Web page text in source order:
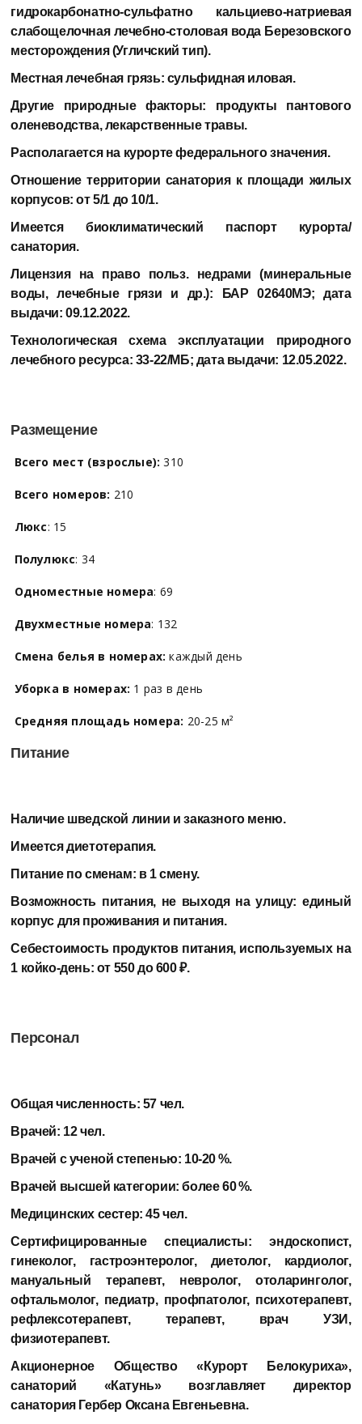
гидрокарбонатно-сульфатно кальциево-натриевая
слабощелочная лечебно-столовая вода Березовского
месторождения (Угличский тип).
Местная лечебная грязь: сульфидная иловая.
Другие природные факторы: продукты пантового
оленеводства, лекарственные травы.
Располагается на курорте федерального значения.
Отношение территории санатория к площади жилых
корпусов: от 5/1 до 10/1.
Имеется биоклиматический паспорт курорта/
санатория.
Лицензия на право польз. недрами (минеральные
воды, лечебные грязи и др.): БАР 02640МЭ; дата
выдачи: 09.12.2022.
Технологическая схема эксплуатации природного
лечебного ресурса: 33-22/МБ; дата выдачи: 12.05.2022.
Размещение
Всего мест (взрослые): 310
Всего номеров: 210
Люкс: 15
Полулюкс: 34
Одноместные номера: 69
Двухместные номера: 132
Смена белья в номерах: каждый день
Уборка в номерах: 1 раз в день
Средняя площадь номера: 20-25 м²
Питание
Наличие шведской линии и заказного меню.
Имеется диетотерапия.
Питание по сменам: в 1 смену.
Возможность питания, не выходя на улицу: единый
корпус для проживания и питания.
Себестоимость продуктов питания, используемых на
1 койко-день: от 550 до 600 ₽.
Персонал
Общая численность: 57 чел.
Врачей: 12 чел.
Врачей с ученой степенью: 10-20 %.
Врачей высшей категории:более 60 %.
Медицинских сестер:45 чел.
Сертифицированные специалисты:эндоскопист,
гинеколог, гастроэнтеролог, диетолог, кардиолог,
мануальный терапевт, невролог, отоларинголог,
офтальмолог, педиатр, профпатолог, психотерапевт,
рефлексотерапевт, терапевт, врач УЗИ,
физиотерапевт.
Акционерное Общество «Курорт Белокуриха»,
санаторий «Катунь» возглавляет директор
санатория Гербер Оксана Евгеньевна.